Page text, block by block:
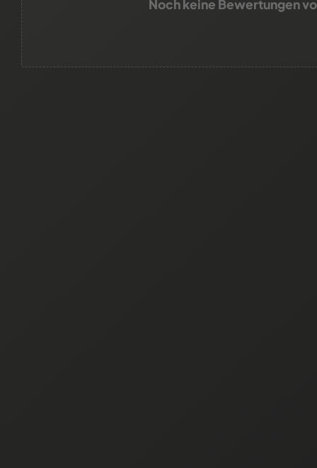
Noch keine Bewertungen